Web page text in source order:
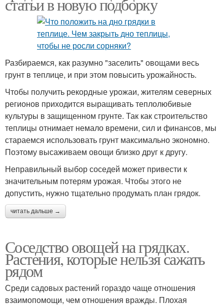
Разбираемся, как разумно "заселить" овощами весь
грунт в теплице, и при этом повысить урожайность.
Чтобы получить рекордные урожаи, жителям северных
регионов приходится выращивать теплолюбивые
культуры в защищенном грунте. Так как строительство
теплицы отнимает немало времени, сил и финансов, мы
стараемся использовать грунт максимально экономно.
Поэтому высаживаем овощи близко друг к другу.
Неправильный выбор соседей может привести к
значительным потерям урожая. Чтобы этого не
допустить, нужно тщательно продумать план грядок.
читать дальше →
Соседство овощей на грядках.
Растения, которые нельзя сажать
рядом
Среди садовых растений гораздо чаще отношения
взаимопомощи, чем отношения вражды. Плохая